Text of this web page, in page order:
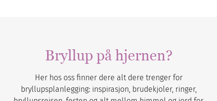
Bryllup på hjernen?
Her hos oss finner dere alt dere trenger for
bryllupsplanlegging: inspirasjon, brudekjoler, ringer,